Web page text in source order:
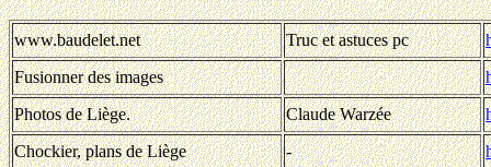
www.baudelet.net Truc et astuces pc
Fusionner des images
Photos de Liège.
Claude Warzée
Chockier, plans de Liège
-